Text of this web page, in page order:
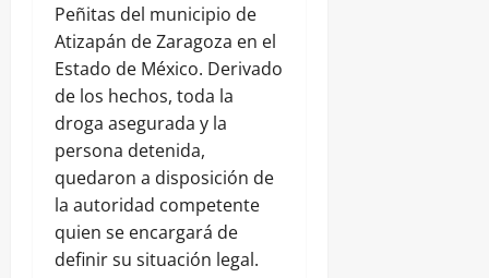
Peñitas del municipio de
Atizapán de Zaragoza en el
Estado de México. Derivado
de los hechos, toda la
droga asegurada y la
persona detenida,
quedaron a disposición de
la autoridad competente
quien se encargará de
definir su situación legal.